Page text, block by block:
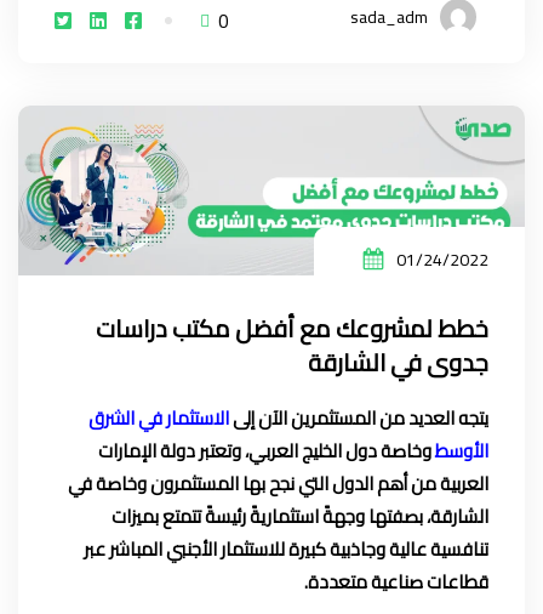
sada_adm
0
01/24/2022
خطط لمشروعك مع أفضل مكتب دراسات
جدوى في الشارقة
يتجه العديد من المستثمرين الآن إلىالاستثمار في الشرق
الأوسطوخاصة دول الخليج العربي، وتعتبر دولة الإمارات
العربية من أهم الدول التي نجح بها المستثمرون وخاصة في
الشارقة، بصفتها وجهةً استثماريةً رئيسةً تتمتع بميزات
تنافسية عالية وجاذبية كبيرة للاستثمار الأجنبي المباشر عبر
قطاعات صناعيةمتعددة.